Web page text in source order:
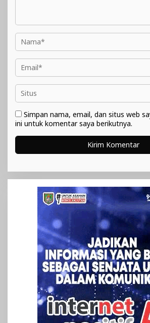
Simpan nama, email, dan situs web
ini untuk komentar saya berikutnya.